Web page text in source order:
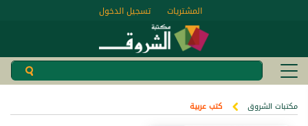
تسجيل الدخول المشتريات
مكتبات الشروق كتب عربية